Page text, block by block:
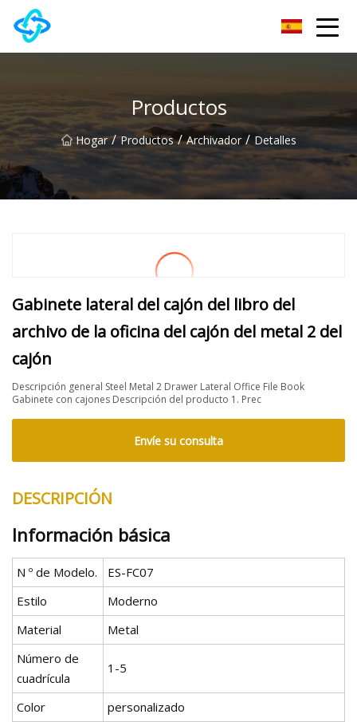
Productos
Hogar / Productos / Archivador / Detalles
Gabinete lateral del cajón del libro del
archivo de la oficina del cajón del metal 2 del
cajón
Descripción general Steel Metal 2 Drawer Lateral Office File Book
Gabinete con cajones Descripción del producto 1. Prec
Envíe su consulta
DESCRIPCIÓN
Información básica
N º de Modelo.
ES-FC07
Estilo
Moderno
Material
Metal
Número de
cuadrícula
1-5
Color
personalizado